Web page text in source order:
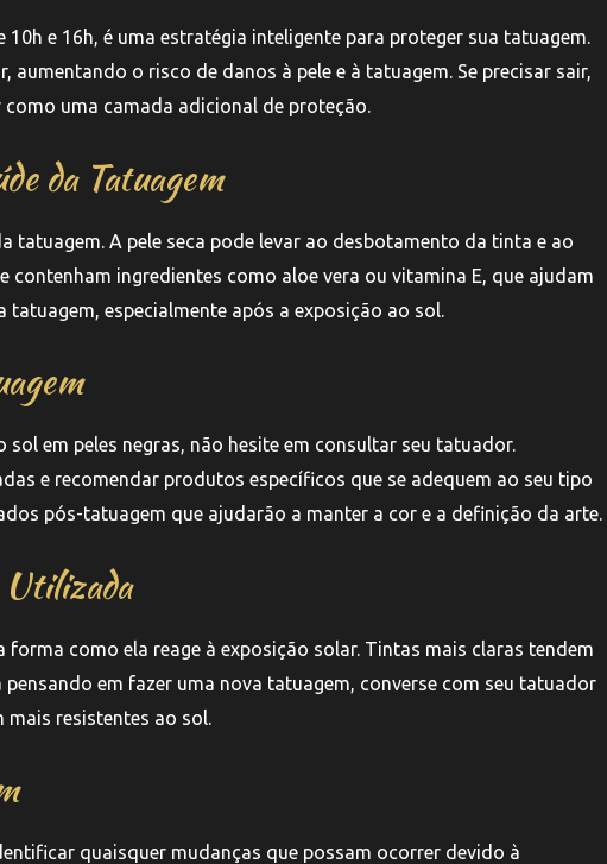
e 16h, é uma estratégia inteligente para proteger sua tatuagem.
o risco de danos à pele e à tatuagem. Se precisar sair,
uma camada adicional de proteção.
da Tatuagem
tatuagem. A pele seca pode levar ao desbotamento da tinta e ao
ingredientes como aloe vera ou vitamina E, que ajudam
especialmente após a exposição ao sol.
em peles negras, não hesite em consultar seu tatuador.
e recomendar produtos específicos que se adequem ao seu tipo
pós-tatuagem que ajudarão a manter a cor e a definição da arte.
Utilizada
como ela reage à exposição solar. Tintas mais claras tendem
em fazer uma nova tatuagem, converse com seu tatuador
mais resistentes ao sol.
quaisquer mudanças que possam ocorrer devido à